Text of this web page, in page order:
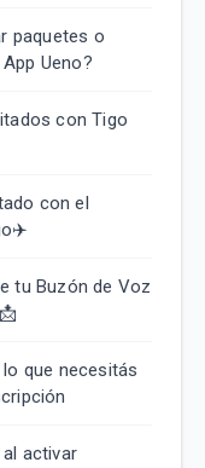
paquetes o
Ueno?
con Tigo
con el
tu Buzón de Voz
que necesitás
activar